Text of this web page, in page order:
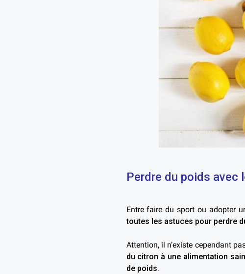
Perdre du poids avec
Entre faire du sport ou adopter
toutes les astuces pour perdre
Attention, il n’existe cependant
du citron à une alimentation
de poids.